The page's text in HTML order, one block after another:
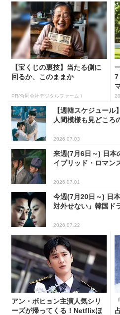
【宝くじの裏技】当たる側に
回るか、このままか
PR(合同会社デジタルファーム )
7
【週韓スケジュール
人間模様も見どころ
2026.07.03
来週(7月6日～) 日本
イブリッド・ロマン
2026.07.01
今週(7月20日～) 日
対外せない」韓国ド
2026.07.22
アン・ボヒョン主演人気シリ
ーズが帰ってくる！Netflixほ